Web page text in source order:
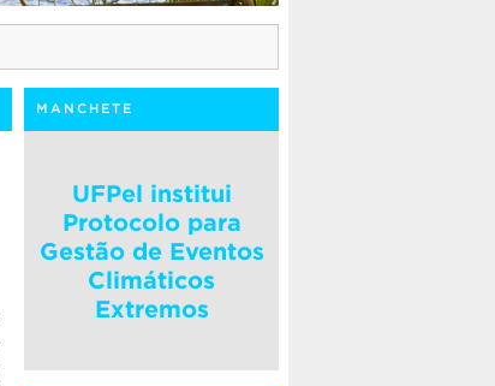
MANCHETE
UFPel institui
Protocolo para
Gestão de Eventos
Climáticos
Extremos